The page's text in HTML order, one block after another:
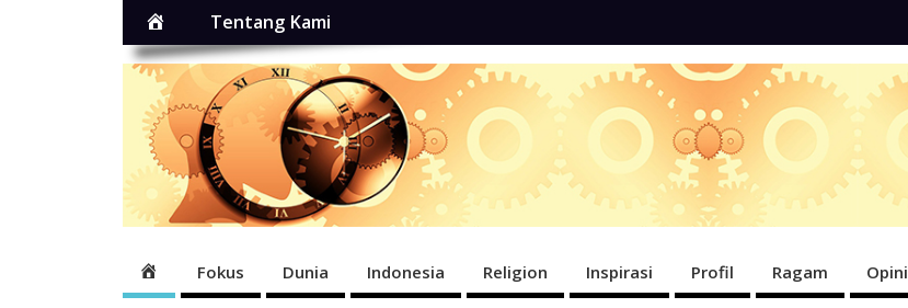
HomeTentang Kami
HomeFokus Dunia Indonesia Religion Inspirasi Profil Ragam Opini